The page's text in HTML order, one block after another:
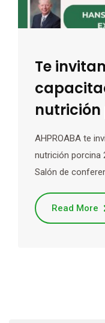
Te
AHPROABA te
nutrición porcina
Salón de
Read More